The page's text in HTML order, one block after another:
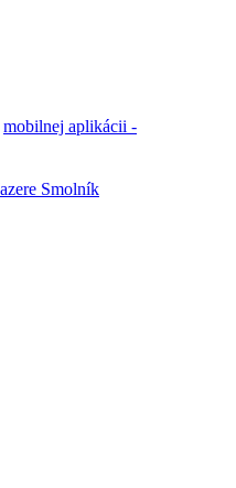
mobilnej aplikácii -